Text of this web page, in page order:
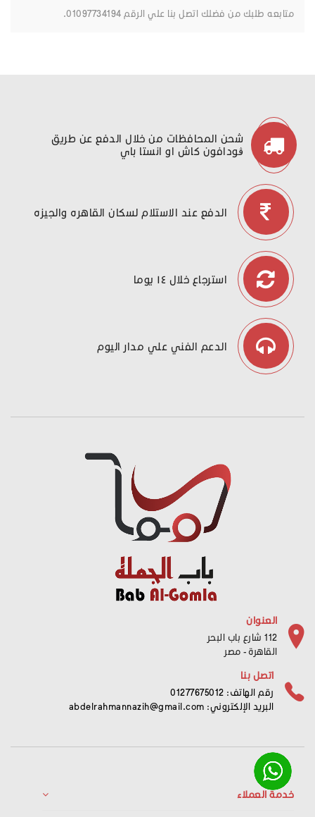
متابعه طلبك من فضلك اتصل بنا علي الرقم 01097734194.
شحن المحافظات من خلال الدفع عن طريق
ڤودافون كاش او انستا باي
الدفع عند الاستلام لسكان القاهره والجيزه
استرجاع خلال ١٤ يوما
الدعم الفني علي مدار اليوم
العنوان
112 شارع باب البحر
القاهرة - مصر
اتصل بنا
رقم الهاتف: 01277675012
البريد الإلكتروني: abdelrahmannazih@gmail.com
خدمة العملاء